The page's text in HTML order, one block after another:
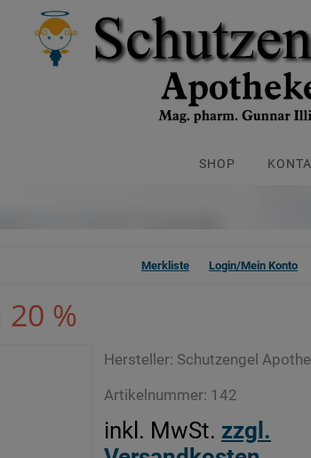
SHOP
Login/Mein Konto
Merkliste
%
Hersteller: Schutzengel
Artikelnummer: 142
inkl. MwSt. zzgl.